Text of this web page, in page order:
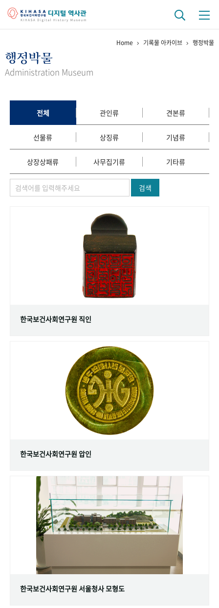
걸어온 길 기관 변천사
정책과 연구 키워드로 보는 연구 역사
연구자들
간행물 변천사
기록물 아카이브
사진 아카이브 문서 기록물 행정박물 영상 기록물
숫자로 보는 50년 50+1
Home 기록물 아카이브 행정박물
행정박물
Administration Museum
전체 관인류 견본류
선물류 상징류 기념류
상장상패류 사무집기류 기타류
검색
한국보건사회연구원 직인
한국보건사회연구원 압인
한국보건사회연구원 서울청사 모형도